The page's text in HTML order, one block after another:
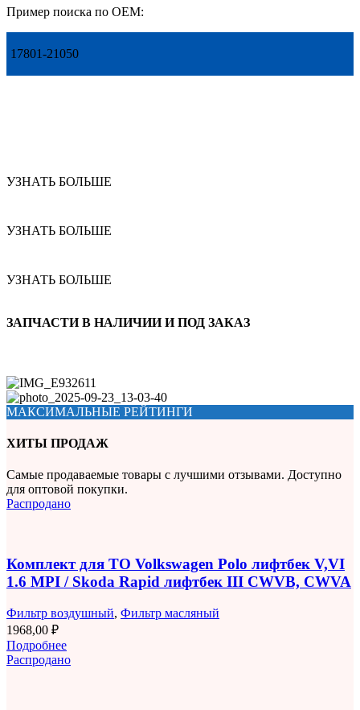
Пример поиска по OEM:
17801-21050
УЗНАТЬ БОЛЬШЕ
УЗНАТЬ БОЛЬШЕ
УЗНАТЬ БОЛЬШЕ
ЗАПЧАСТИ В НАЛИЧИИ И ПОД ЗАКАЗ
МАКСИМАЛЬНЫЕ РЕЙТИНГИ
ХИТЫ ПРОДАЖ
Самые продаваемые товары с лучшими отзывами. Доступно
для оптовой покупки.
Распродано
Комплект для ТО Volkswagen Polo лифтбек V,VI
1.6 MPI / Skoda Rapid лифтбек III CWVB, CWVA
Фильтр воздушный, Фильтр масляный
1968,00 ₽
Подробнее
Распродано